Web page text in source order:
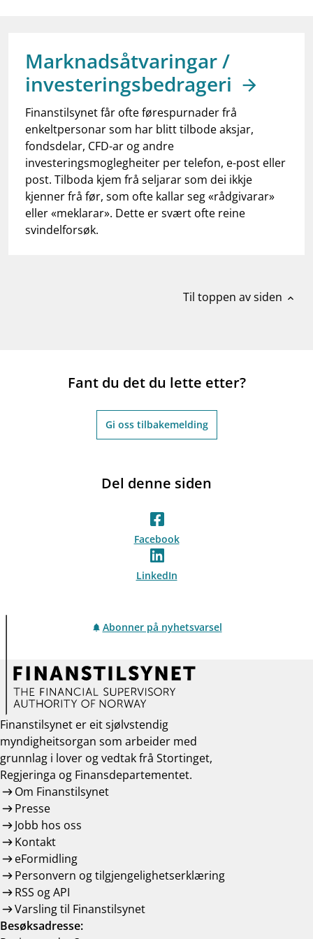
notifications_noneAbonner på nyhetsvarsel
Marknadsåtvaringar /
investeringsbedrageri
Finanstilsynet får ofte førespurnader frå
enkeltpersonar som har blitt tilbode aksjar,
fondsdelar, CFD-ar og andre
investeringsmoglegheiter per telefon, e-post eller
post. Tilboda kjem frå seljarar som dei ikkje
kjenner frå før, som ofte kallar seg «rådgivarar»
eller «meklarar». Dette er svært ofte reine
svindelforsøk.
Til toppen av siden expand_less
Fant du det du lette etter?
Gi oss tilbakemelding
Del denne siden
Facebook
LinkedIn
Abonner på nyhetsvarsel
Finanstilsynet er eit sjølvstendig
myndigheitsorgan som arbeider med
grunnlag i lover og vedtak frå Stortinget,
Regjeringa og Finansdepartementet.
Om Finanstilsynet
Presse
Jobb hos oss
Kontakt
eFormidling
Personvern og tilgjengelighetserklæring
RSS og API
Varsling til Finanstilsynet
Besøksadresse: